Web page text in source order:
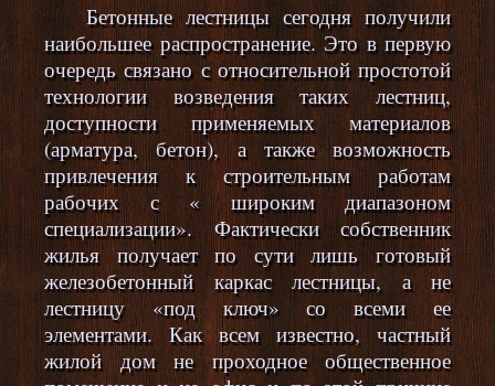
Бетонные лестницы сегодня получили
наибольшее распространение. Это в первую
очередь связано с относительной простотой
технологии возведения таких лестниц,
доступности применяемых материалов
(арматура, бетон), а также возможность
привлечения к строительным работам
рабочих с « широким диапазоном
специализации». Фактически собственник
жилья получает по сути лишь готовый
железобетонный каркас лестницы, а не
лестницу «под ключ» со всеми ее
элементами. Как всем известно, частный
жилой дом не проходное общественное